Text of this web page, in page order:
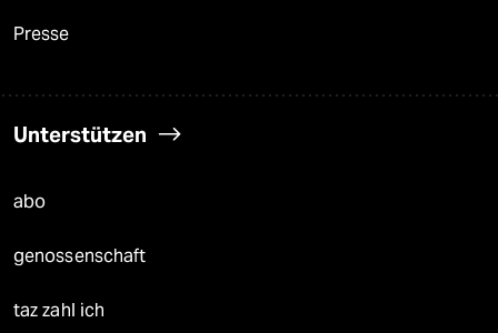
Presse
Unterstützen
abo
genossenschaft
taz zahl ich